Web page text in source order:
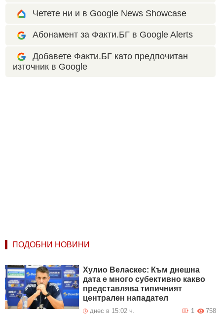
Четете ни и в Google News Showcase
Абонамент за Факти.БГ в Google Alerts
Добавете Факти.БГ като предпочитан
източник в Google
ПОДОБНИ НОВИНИ
Хулио Веласкес: Към днешна
дата е много субективно какво
представлява типичният
централен нападател
днес в 15:02 ч. 758
1